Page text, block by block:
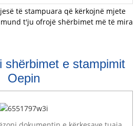
të stampuara që kërkojnë mjete
t'ju ofrojë shërbimet më të mira
shërbimet e stampimit
Oepin